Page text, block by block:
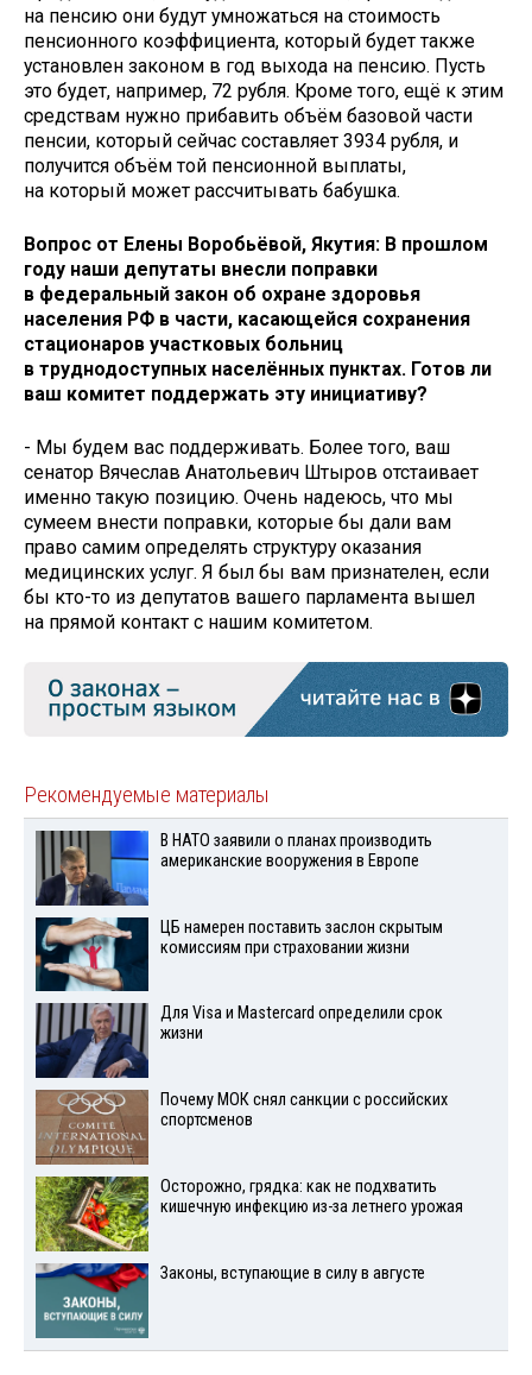
на пенсию они будут умножаться на стоимость
пенсионного коэффициента, который будет также
установлен законом в год выхода на пенсию. Пусть
это будет, например, 72 рубля. Кроме того, ещё к этим
средствам нужно прибавить объём базовой части
пенсии, который сейчас составляет 3934 рубля, и
получится объём той пенсионной выплаты,
на который может рассчитывать бабушка.
Вопрос от Елены Воробьёвой, Якутия: В прошлом
году наши депутаты внесли поправки
в федеральный закон об охране здоровья
населения РФ в части, касающейся сохранения
стационаров участковых больниц
в труднодоступных населённых пунктах. Готов ли
ваш комитет поддержать эту инициативу?
- Мы будем вас поддерживать. Более того, ваш
сенатор Вячеслав Анатольевич Штыров отстаивает
именно такую позицию. Очень надеюсь, что мы
сумеем внести поправки, которые бы дали вам
право самим определять структуру оказания
медицинских услуг. Я был бы вам признателен, если
бы кто-то из депутатов вашего парламента вышел
на прямой контакт с нашим комитетом.
Рекомендуемые материалы
В НАТО заявили о планах производить
американские вооружения в Европе
ЦБ намерен поставить заслон скрытым
комиссиям при страховании жизни
Для Visа и Mastercard определили срок
жизни
Почему МОК снял санкции с российских
спортсменов
Осторожно, грядка: как не подхватить
кишечную инфекцию из-за летнего урожая
Законы, вступающие в силу в августе